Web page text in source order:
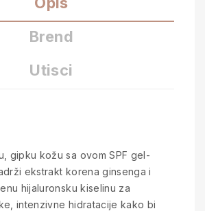
Brend
Utisci
gipku kožu sa ovom SPF gel-
ekstrakt korena ginsenga i
hijaluronsku kiselinu za
intenzivne hidratacije kako bi